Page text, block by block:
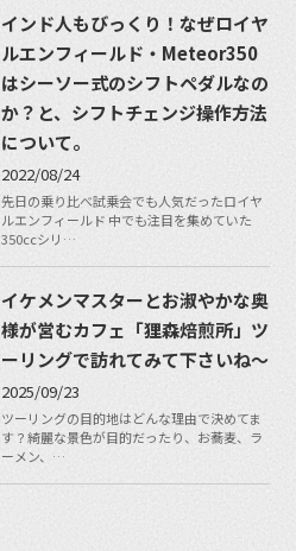
インド人もびっくり！なぜロイヤ
ルエンフィールド・Meteor350
はシーソー式のシフトペダルなの
か？と、シフトチェンジ操作方法
について。
2022/08/24
先日の乗り比べ試乗会でも人気だったロイヤ
ルエンフィールド 中でも注目を集めていた
350ccシリ…
イケメンマスターとお淑やかな奥
様が営むカフェ「狸森焙煎所」ツ
ーリングで訪れてみて下さいね〜
2025/09/23
ツーリングの目的地はどんな理由で決めてま
す？綺麗な景色が目的だったり、お蕎麦、ラ
ーメン、…